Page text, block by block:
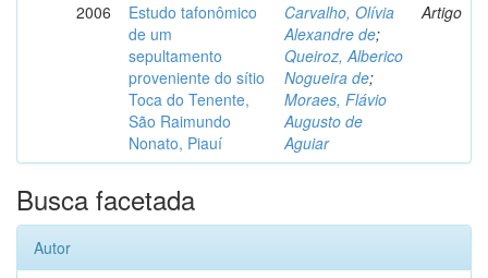
2006
Estudo tafonômico
de um
sepultamento
proveniente do sítio
Toca do Tenente,
São Raimundo
Nonato, Piauí
Carvalho, Olívia
Alexandre de;
Queiroz, Alberico
Nogueira de;
Moraes, Flávio
Augusto de
Aguiar
Artigo
Busca facetada
Autor